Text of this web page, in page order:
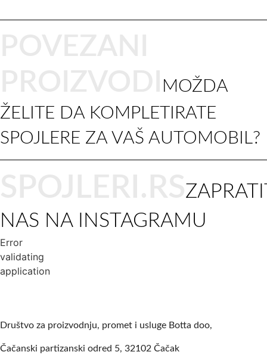
MOŽDA
ŽELITE DA KOMPLETIRATE
SPOJLERE ZA VAŠ AUTOMOBIL?
NAS NA INSTAGRAMU
Error
validating
application
Društvo za proizvodnju, promet i usluge Botta doo,
Čačanski partizanski odred 5, 32102 Čačak